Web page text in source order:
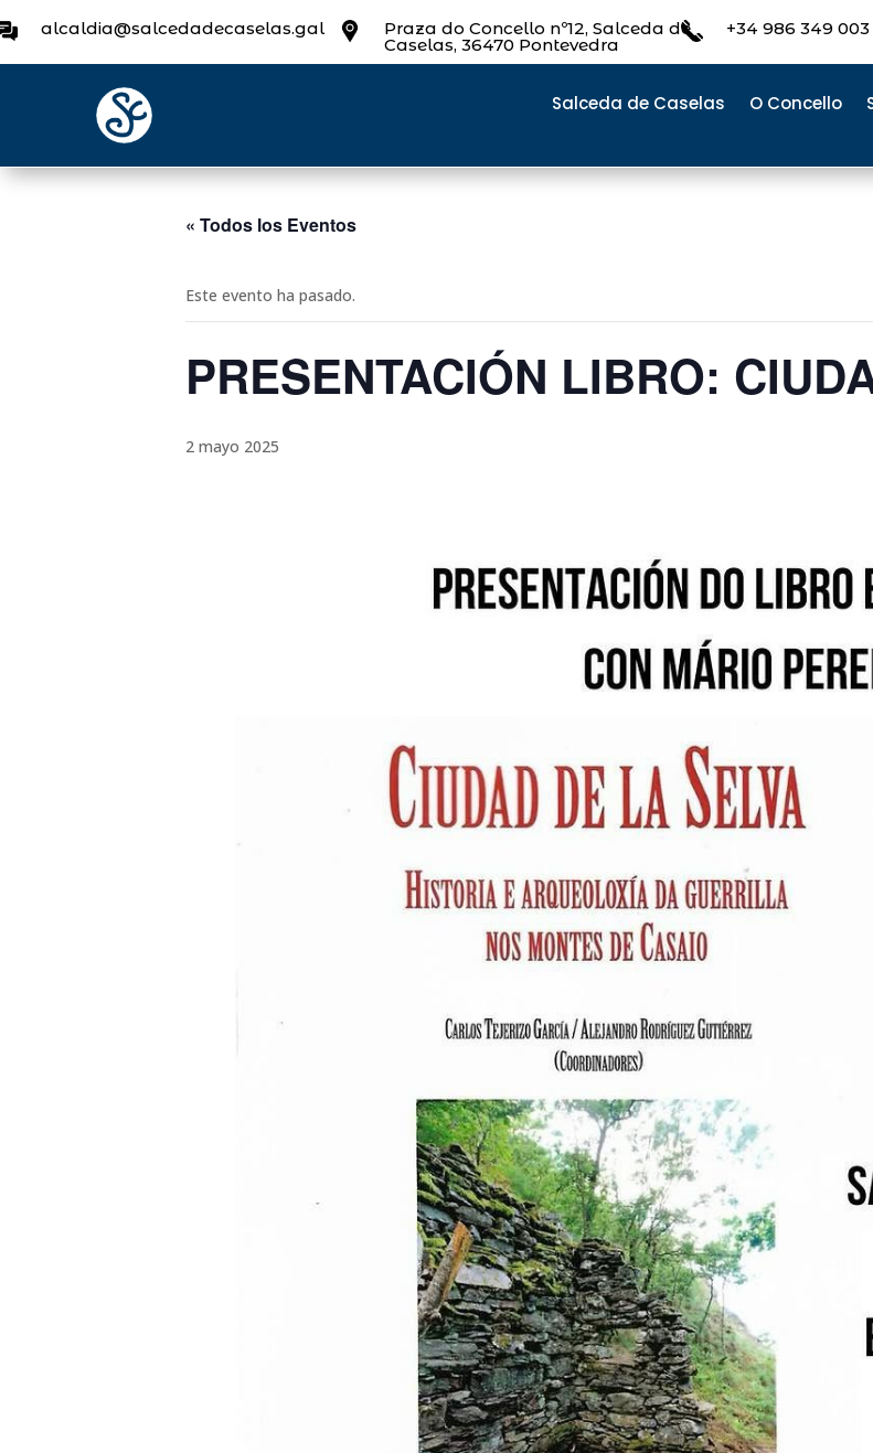
alcaldia@salcedadecaselas.gal Praza do Concello nº12, Salceda de
Caselas, 36470 Pontevedra
+34 986 349 003
Salceda de Caselas O Concello
« Todos los Eventos
Este evento ha pasado.
PRESENTACIÓN LIBRO:
2 mayo 2025